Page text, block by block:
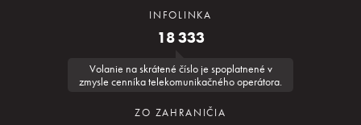
INFOLINKA
18 333
Volanie na skrátené číslo je spoplatnené v
zmysle cenníka telekomunikačného operátora.
ZO ZAHRANIČIA